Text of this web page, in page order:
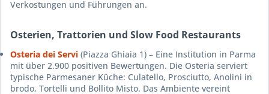
Verkostungen und Führungen an.
Osterien, Trattorien und Slow Food Restaurants
Osteria dei Servi (Piazza Ghiaia 1) – Eine Institution in Parma
mit über 2.900 positiven Bewertungen. Die Osteria serviert
typische Parmesaner Küche: Culatello, Prosciutto, Anolini in
brodo, Tortelli und Bollito Misto. Das Ambiente vereint